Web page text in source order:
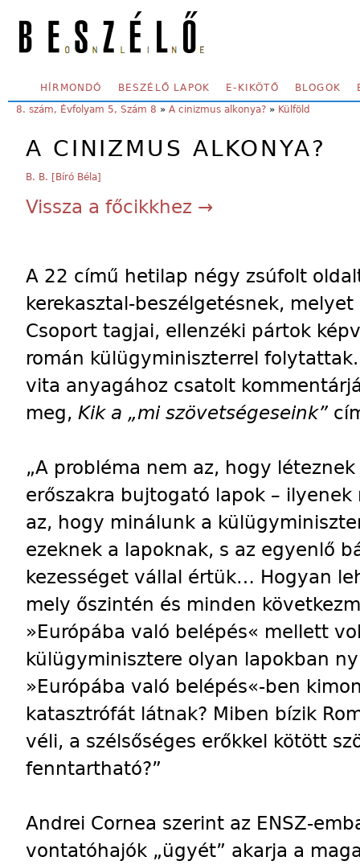
SECONDARY MENU
HÍRMONDÓ BESZÉLŐ LAPOK E-KIKÖTŐ BLOGOK
YOU ARE HERE:
8. szám, Évfolyam 5, Szám 8 » A cinizmus alkonya? » Külföld
A CINIZMUS ALKONYA?
B. B. [Bíró Béla]
Vissza a főcikkhez →
A 22 című hetilap négy zsúfolt
kerekasztal-beszélgetésnek,
Csoport tagjai, ellenzéki pártok
román külügyminiszterrel
vita anyagához csatolt
meg, Kik a „mi szövetségeseink”
„A probléma nem az, hogy
erőszakra bujtogató lapok –
az, hogy minálunk a
ezeknek a lapoknak, s az egyenlő
kezességet vállal értük… Hogyan
mely őszintén és minden
»Európába való belépés« mellett
külügyminisztere olyan lapokban
»Európába való belépés«-ben
katasztrófát látnak? Miben bízik
véli, a szélsőséges erőkkel kötött
fenntartható?”
Andrei Cornea szerint az ENSZ-
vontatóhajók „ügyét” akarja a